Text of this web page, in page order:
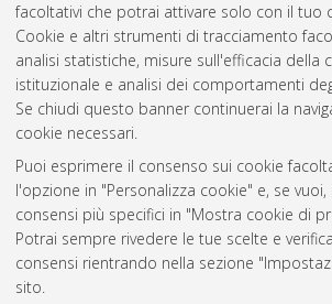
facoltativi che potrai attivare solo con il tuo
Cookie e altri strumenti di tracciamento
analisi statistiche, misure sull'efficacia della
istituzionale e analisi dei comportamenti
Se chiudi questo banner continuerai la
cookie necessari.
Puoi esprimere il consenso sui cookie
l'opzione in "Personalizza cookie" e, se
consensi più specifici in "Mostra cookie di
Potrai sempre rivedere le tue scelte e
consensi rientrando nella sezione
sito.
Atom
Rss 1.0
Rss 2.0
AMS Laurea
Servizio implementato e gestito da
Impostazioni Cookie